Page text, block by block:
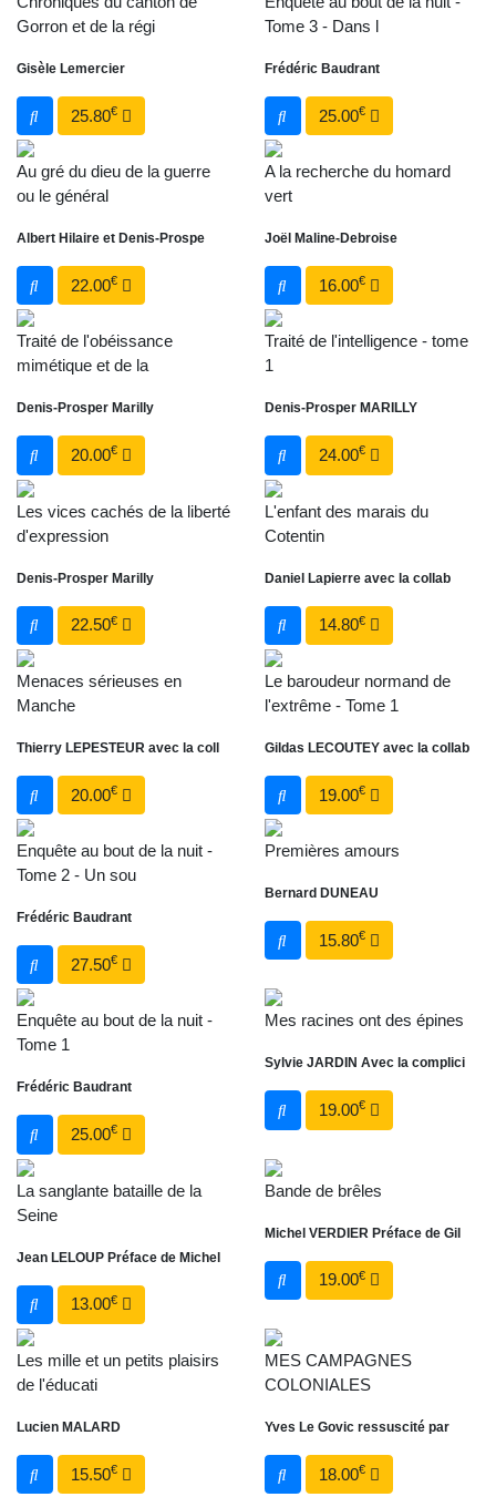
Gorron et de la régi
Gisèle Lemercier
25.80€
Tome 3 - Dans l
Frédéric Baudrant
25.00€
Au gré du dieu de la guerre
ou le général
Albert Hilaire et Denis-Prospe
22.00€
A la recherche du homard
vert
Joël Maline-Debroise
16.00€
Traité de l'obéissance
mimétique et de la
Denis-Prosper Marilly
20.00€
Traité de l'intelligence - tome
1
Denis-Prosper MARILLY
24.00€
Les vices cachés de la liberté
d'expression
Denis-Prosper Marilly
22.50€
L'enfant des marais du
Cotentin
Daniel Lapierre avec la collab
14.80€
Menaces sérieuses en
Manche
Thierry LEPESTEUR avec la coll
20.00€
Le baroudeur normand de
l'extrême - Tome 1
Gildas LECOUTEY avec la collab
19.00€
Enquête au bout de la nuit -
Tome 2 - Un sou
Frédéric Baudrant
27.50€
Premières amours
Bernard DUNEAU
15.80€
Enquête au bout de la nuit -
Tome 1
Frédéric Baudrant
25.00€
Mes racines ont des épines
Sylvie JARDIN Avec la complici
19.00€
La sanglante bataille de la
Seine
Jean LELOUP Préface de Michel
13.00€
Bande de brêles
Michel VERDIER Préface de Gil
19.00€
Les mille et un petits plaisirs
de l'éducati
Lucien MALARD
15.50€
MES CAMPAGNES
COLONIALES
Yves Le Govic ressuscité par
18.00€